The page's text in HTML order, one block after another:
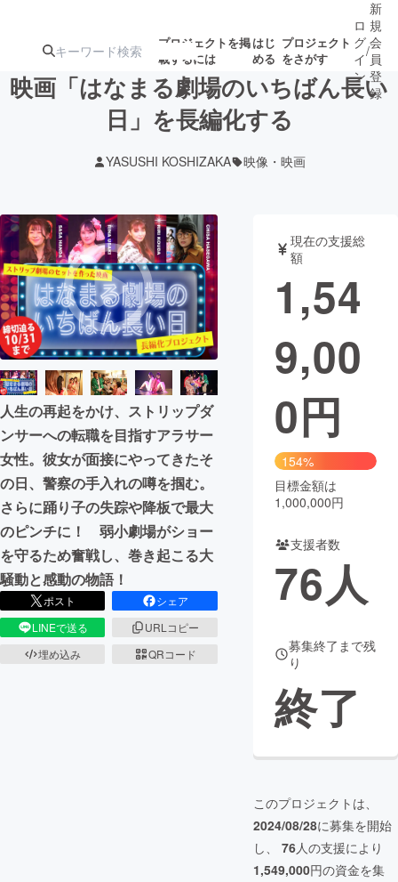
プロジェクトを掲
載するには
はじ
める
プロジェクト
をさがす
ターン
ジェクト
募集終了が近いプ
ロジェクト
アート・写真 音楽
テクノロジー・ガジェット ゲーム・サ
映像・映画
ビジネス・起業
まちづくり・地域活性化
CAMPFIRE for Social Good
CAMPFIRE Creation
CAMPFIREふるさと納税machi-ya コミュニティ
ロ
グ
イ
ン
/
新
規
会
員
登
録
映画「はなまる劇場のいちばん長い
日」を長編化する
YASUSHI KOSHIZAKA 映像・映画
人生の再起をかけ、ストリップダ
ンサーへの転職を目指すアラサー
女性。彼女が面接にやってきたそ
の日、警察の手入れの噂を掴む。
さらに踊り子の失踪や降板で最大
のピンチに！ 弱小劇場がショー
を守るため奮戦し、巻き起こる大
騒動と感動の物語！
ポスト
シェア
LINEで送る
URLコピー
埋め込み
QRコード
現在の支援総
額
1,54
9,00
0円
154%
目標金額は
1,000,000円
支援者数
76人
募集終了まで残
り
終了
このプロジェクトは、
2024/08/28に募集を開始
し、 76人の支援により
1,549,000円の資金を集